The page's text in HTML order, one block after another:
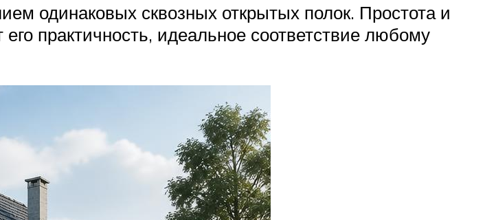
одинаковых сквозных открытых полок. Простота и
практичность, идеальное соответствие любому